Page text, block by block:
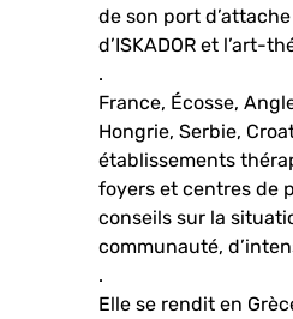
de son port
d’ISKADOR et l’art-
.
France, Écosse,
Hongrie, Serbie,
établissements
foyers et centres de
conseils sur la
communauté,
.
Elle se rendit en